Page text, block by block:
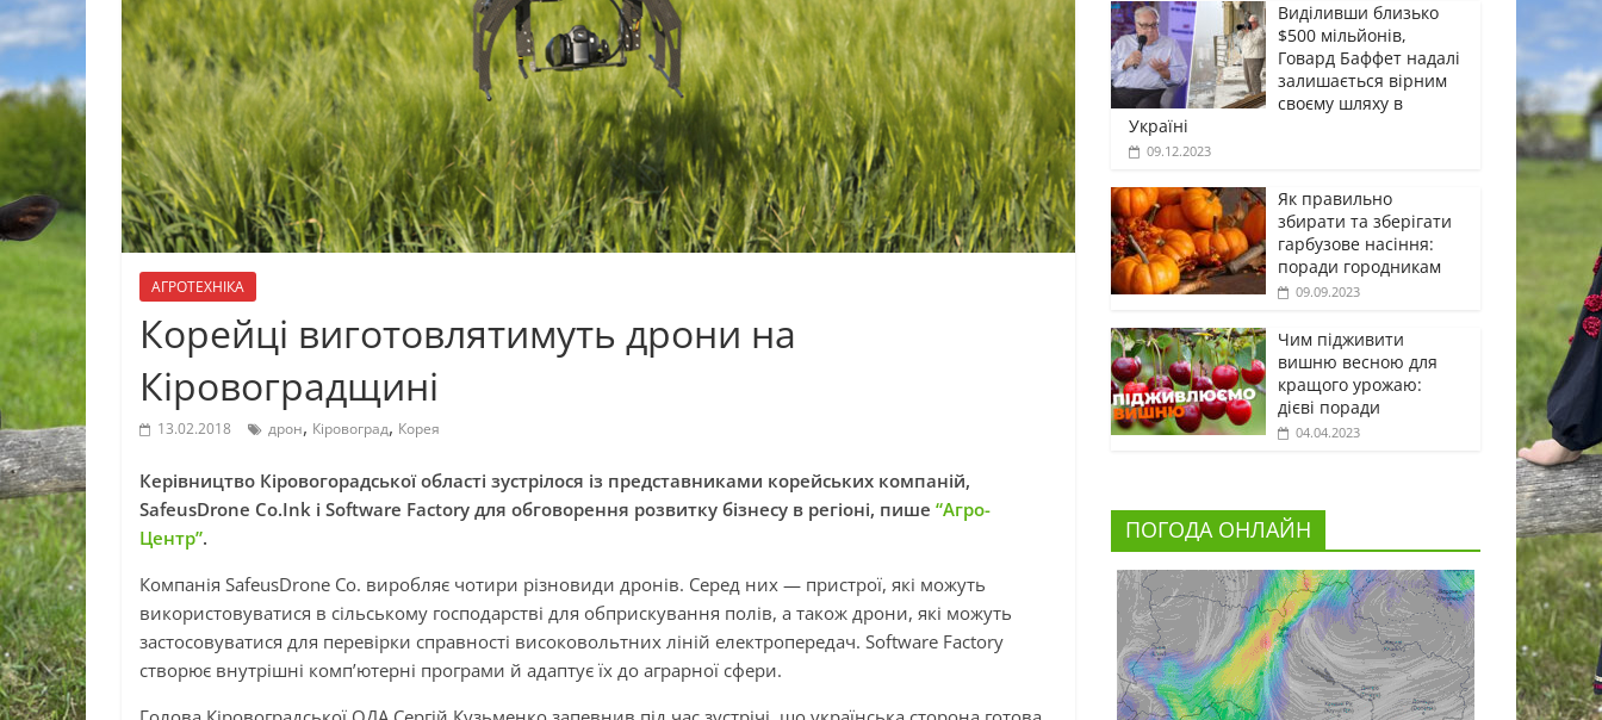
АГРОТЕХНІКА
Корейці виготовлятимуть дрони на
Кіровоградщині
13.02.2018 дрон, Кіровоград, Корея
Керівництво Кіровогорадської області зустрілося із представниками корейських компаній,
SafeusDrone Co.Ink і Software Factory для обговорення розвитку бізнесу в регіоні, пише “Агро-
Центр”.
Компанія SafeusDrone Co. виробляє чотири різновиди дронів. Серед них — пристрої, які можуть
використовуватися в сільському господарстві для обприскування полів, а також дрони, які можуть
застосовуватися для перевірки справності високовольтних ліній електропередач. Software Factory
створює внутрішні комп’ютерні програми й адаптує їх до аграрної сфери.
Виділивши близько
$500 мільйонів,
Говард Баффет надалі
залишається вірним
своєму шляху в
Україні
09.12.2023
Як правильно
збирати та зберігати
гарбузове насіння:
поради городникам
09.09.2023
Чим підживити
вишню весною для
кращого урожаю:
дієві поради
04.04.2023
ПОГОДА ОНЛАЙН